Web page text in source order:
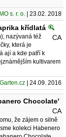
s. r. o. | 23.02. 2018
křídlatá
CA
nazývaná též
která je
ají a kde patří k
kultivarem
Garten.cz | 24.09. 2016
Chocolate'
CA
že zájem o silně
kolekci Habenero